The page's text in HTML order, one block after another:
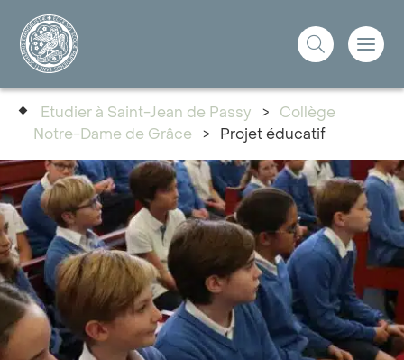
Etudier à Saint-Jean de Passy >
Collège
Notre-Dame de Grâce
> Projet éducatif